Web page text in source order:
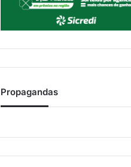
Propagandas